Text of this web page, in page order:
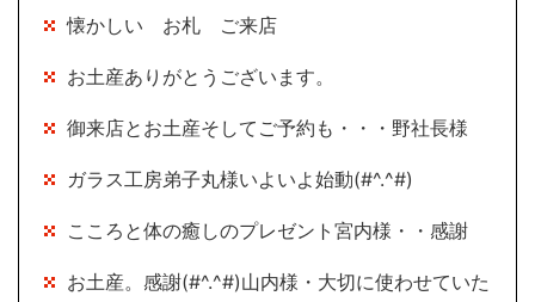
懐かしい お札 ご来店
お土産ありがとうございます。
御来店とお土産そしてご予約も・・・野社長様
ガラス工房弟子丸様いよいよ始動(#^.^#)
こころと体の癒しのプレゼント宮内様・・感謝
お土産。感謝(#^.^#)山内様・大切に使わせていた